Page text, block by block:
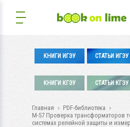
КНИГИ ИГЭУ СТАТЬИ ИГЭУ
КНИГИ КГЭУ СТАТЬИ КГЭУ
Главная
PDF-библиотека
М-57 Проверка трансформаторов
системах релейной защиты и